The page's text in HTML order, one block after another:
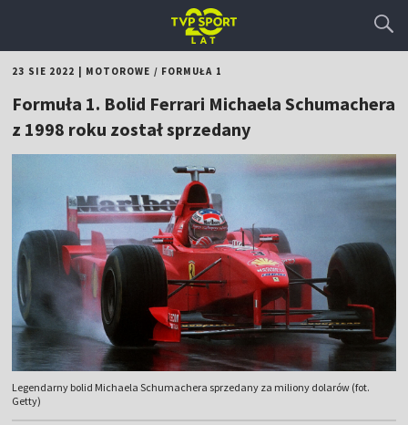
23 SIE 2022 MOTOROWE / FORMUŁA 1
Formuła 1. Bolid Ferrari Michaela Schumachera
z 1998 roku został sprzedany
Legendarny bolid Michaela Schumachera sprzedany za miliony dolarów (fot.
Getty)